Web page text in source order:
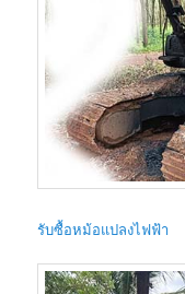
รับซื้อหม้อแปลงไฟฟ้า